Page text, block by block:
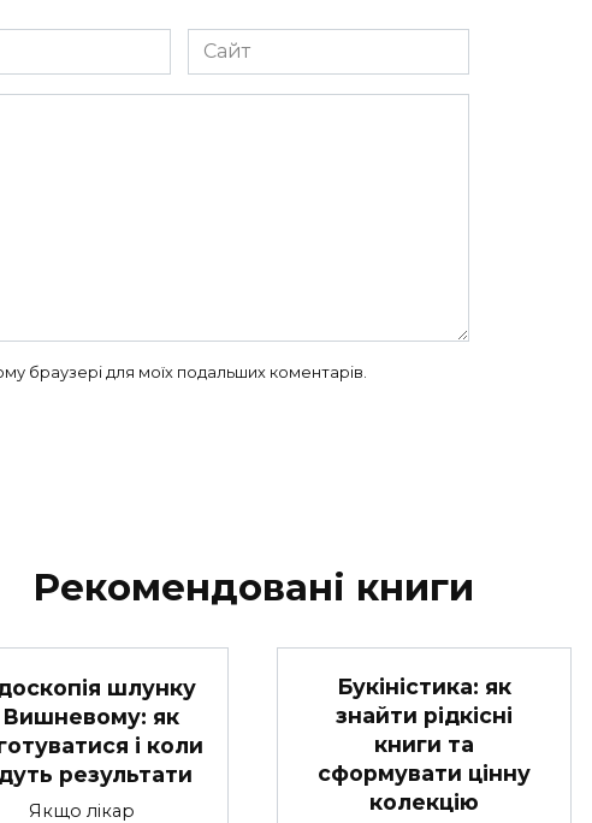
Сайт
браузері для моїх подальших коментарів.
Рекомендовані книги
шлунку
Вишневому: як
і коли
результати
Якщо лікар
Букіністика: як
знайти рідкісні
книги та
сформувати цінну
колекцію